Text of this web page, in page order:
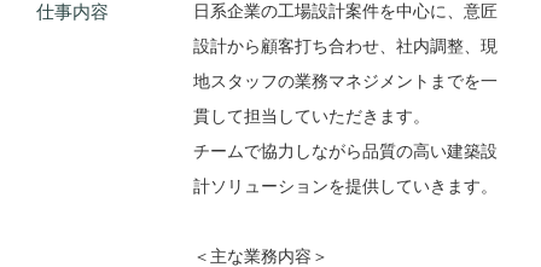
仕事内容
日系企業の工場設計案件を中心に、意匠
設計から顧客打ち合わせ、社内調整、現
地スタッフの業務マネジメントまでを一
貫して担当していただきます。
チームで協力しながら品質の高い建築設
計ソリューションを提供していきます。
＜主な業務内容＞